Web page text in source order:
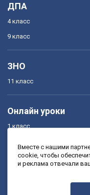
ДПА
4 класс
9 класс
ЗНО
11 класс
Онлайн уроки
1 класс
3 класс
Вместе с нашими
cookie, чтобы
и реклама отвечали